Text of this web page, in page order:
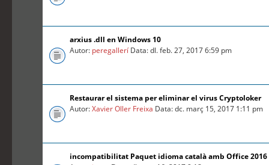
arxius .dll en Windows 10
Autor: peregallerí Data: dl. feb. 27, 2017 6:59 pm
Restaurar el sistema per eliminar el virus Cryptoloker
Autor:Xavier Oller Freixa Data: dc. març 15, 2017 1:11 pm
incompatibilitat Paquet idioma català amb Office 2016